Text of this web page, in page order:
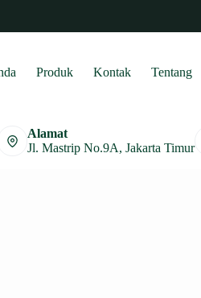
Produk Kontak Tentang
Alamat
Jl. Mastrip No.9A, Jakarta Timur